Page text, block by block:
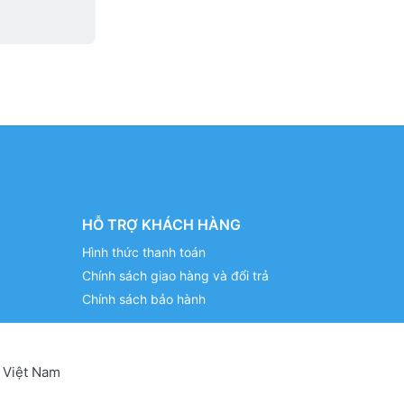
HỖ TRỢ KHÁCH HÀNG
Hình thức thanh toán
Chính sách giao hàng và đổi trả
Chính sách bảo hành
Nam